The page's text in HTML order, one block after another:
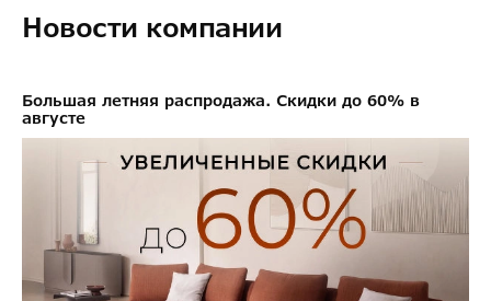
Новости компании
Большая летняя распродажа. Скидки до 60% в
августе